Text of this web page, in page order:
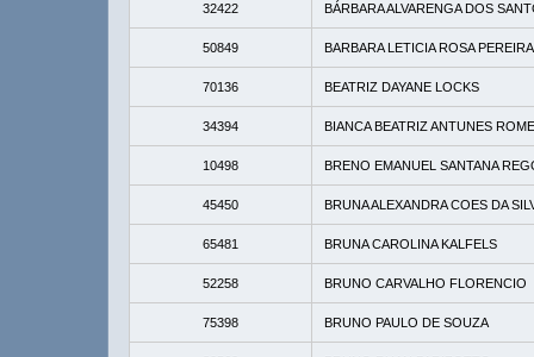
32422 BÁRBARA ALVARENGA DOS
50849 BARBARA LETICIA ROSA PEREIRA
70136 BEATRIZ DAYANE LOCKS
34394 BIANCA BEATRIZ ANTUNES
10498 BRENO EMANUEL SANTANA
45450 BRUNA ALEXANDRA COES DA
65481 BRUNA CAROLINA KALFELS
52258 BRUNO CARVALHO FLORENCIO
75398 BRUNO PAULO DE SOUZA